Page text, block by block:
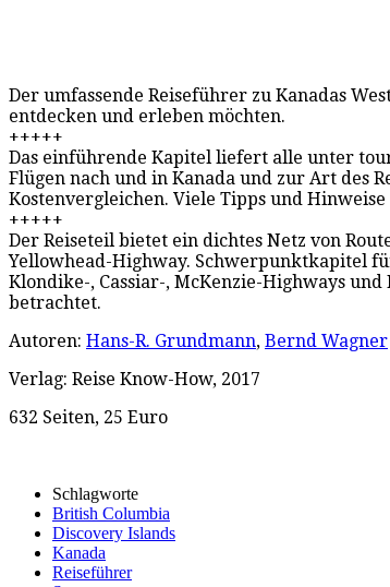
Der umfassende Reiseführer zu Kanadas
entdecken und erleben möchten.
+++++
Das einführende Kapitel liefert alle unter
Flügen nach und in Kanada und zur Art des
Kostenvergleichen. Viele Tipps und
+++++
Der Reiseteil bietet ein dichtes Netz von
Yellowhead-Highway. Schwerpunktkapitel
Klondike-, Cassiar-, McKenzie-Highways
betrachtet.
Autoren: Hans-R. Grundmann, Bernd Wagner
Verlag: Reise Know-How, 2017
632 Seiten, 25 Euro
Schlagworte
British Columbia
Discovery Islands
Kanada
Reiseführer